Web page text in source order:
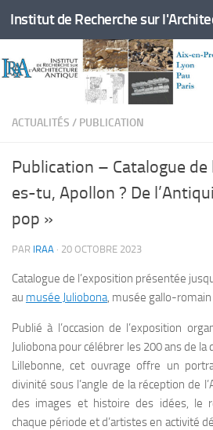
Skip to content
ACTUALITÉS / PUBLICATION
Publication – Catalogue de
es-tu, Apollon ? De
pop »
PAR IRAA · 20 OCTOBRE 2023
Catalogue de l’exposition présentée
au musée Juliobona, musée gallo-romain
Publié à l’occasion de l’exposition
Juliobona pour célébrer les 200 ans de la
Lillebonne, cet ouvrage offre un
divinité sous l’angle de la réception de
des images et histoire des idées, le
chaque période et d’artistes en activité